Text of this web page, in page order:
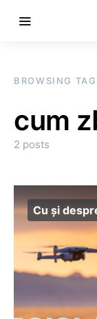
BROWSING TAG
cum
2 posts
Cu și